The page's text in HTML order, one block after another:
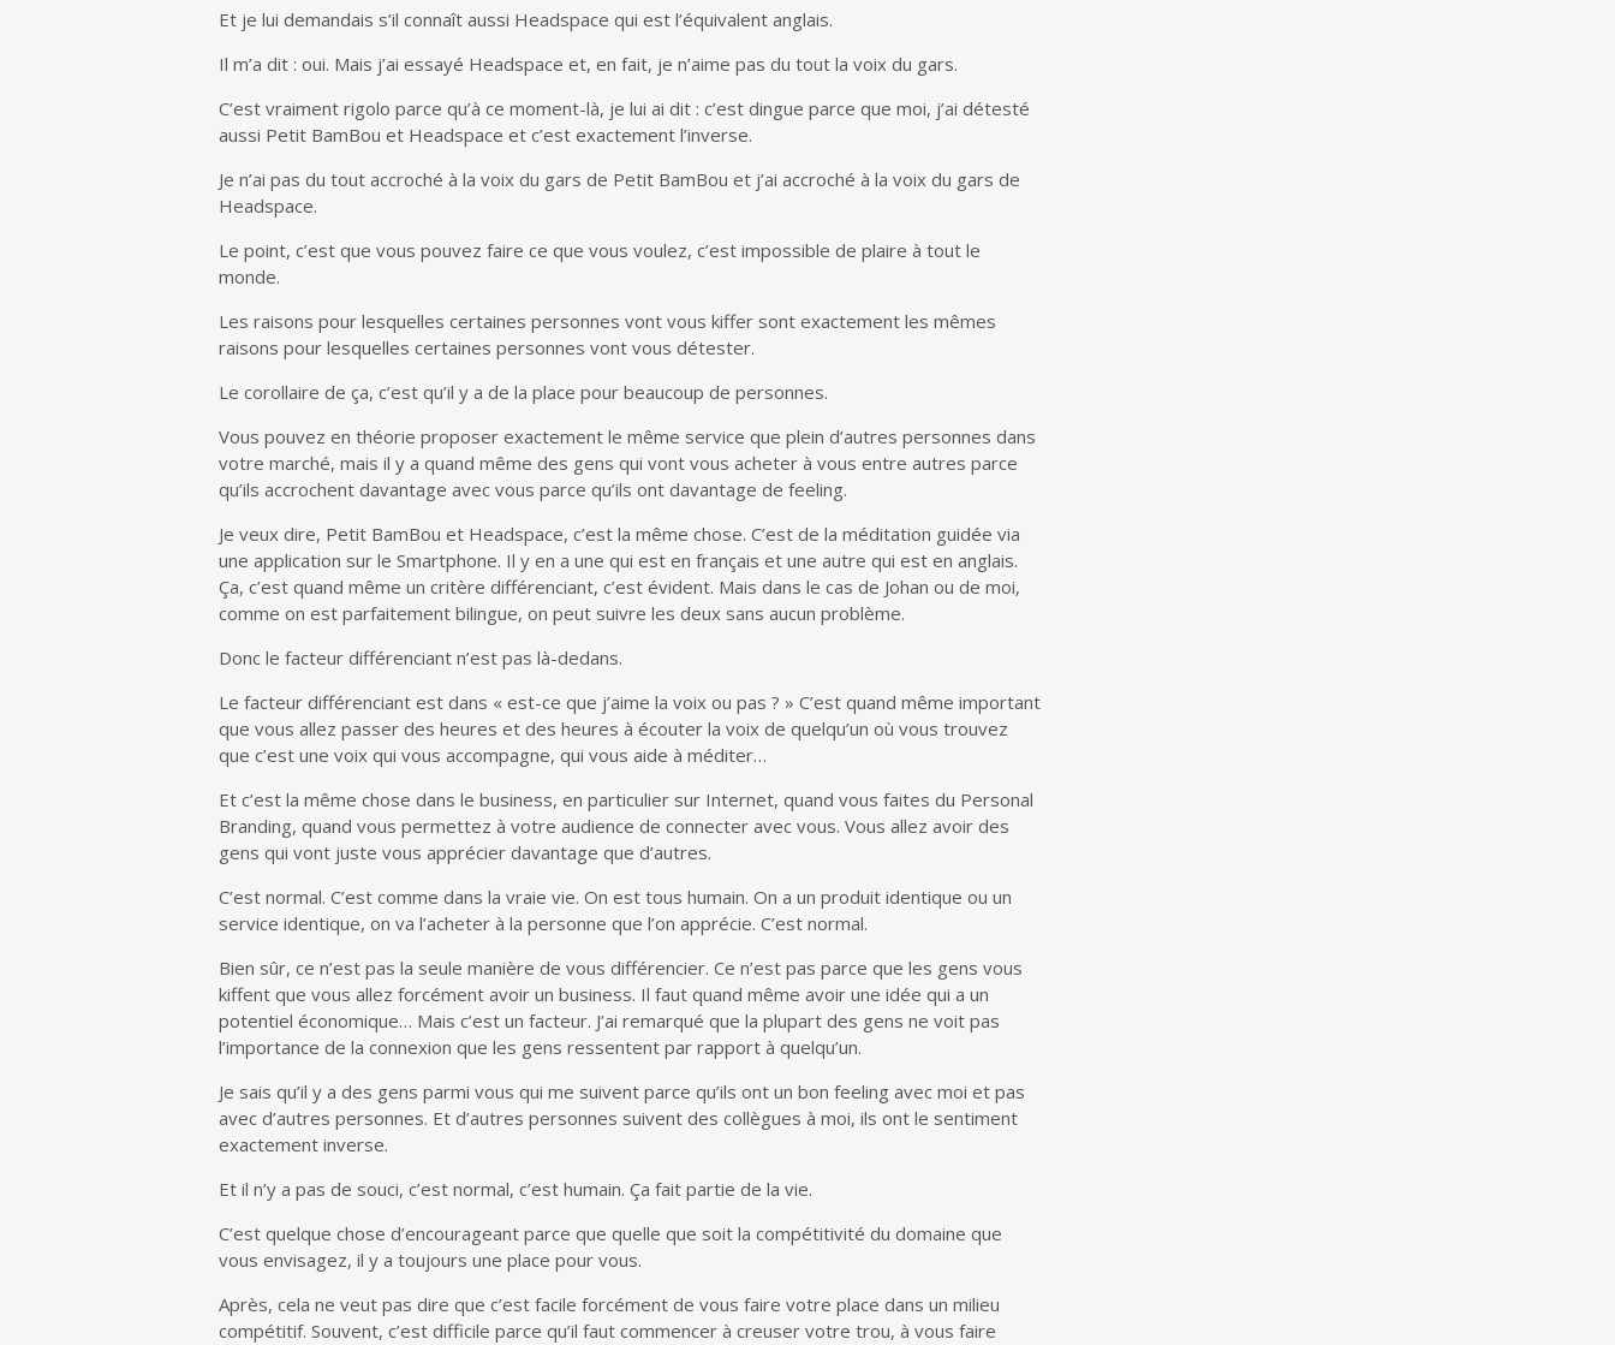
Et je lui demandais s’il connaît aussi Headspace qui est l’équivalent anglais.
Il m’a dit : oui. Mais j’ai essayé Headspace et, en fait, je n’aime pas du tout la voix du gars.
C’est vraiment rigolo parce qu’à ce moment-là, je lui ai dit : c’est dingue parce que moi, j’ai détesté
aussi Petit BamBou et Headspace et c’est exactement l’inverse.
Je n’ai pas du tout accroché à la voix du gars de Petit BamBou et j’ai accroché à la voix du gars de
Headspace.
Le point, c’est que vous pouvez faire ce que vous voulez, c’est impossible de plaire à tout le
monde.
Les raisons pour lesquelles certaines personnes vont vous kiffer sont exactement les mêmes
raisons pour lesquelles certaines personnes vont vous détester.
Le corollaire de ça, c’est qu’il y a de la place pour beaucoup de personnes.
Vous pouvez en théorie proposer exactement le même service que plein d’autres personnes dans
votre marché, mais il y a quand même des gens qui vont vous acheter à vous entre autres parce
qu’ils accrochent davantage avec vous parce qu’ils ont davantage de feeling.
Je veux dire, Petit BamBou et Headspace, c’est la même chose. C’est de la méditation guidée via
une application sur le Smartphone. Il y en a une qui est en français et une autre qui est en anglais.
Ça, c’est quand même un critère différenciant, c’est évident. Mais dans le cas de Johan ou de moi,
comme on est parfaitement bilingue, on peut suivre les deux sans aucun problème.
Donc le facteur différenciant n’est pas là-dedans.
Le facteur différenciant est dans « est-ce que j’aime la voix ou pas ? » C’est quand même important
que vous allez passer des heures et des heures à écouter la voix de quelqu’un où vous trouvez
que c’est une voix qui vous accompagne, qui vous aide à méditer…
Et c’est la même chose dans le business, en particulier sur Internet, quand vous faites du Personal
Branding, quand vous permettez à votre audience de connecter avec vous. Vous allez avoir des
gens qui vont juste vous apprécier davantage que d’autres.
C’est normal. C’est comme dans la vraie vie. On est tous humain. On a un produit identique ou un
service identique, on va l’acheter à la personne que l’on apprécie. C’est normal.
Bien sûr, ce n’est pas la seule manière de vous différencier. Ce n’est pas parce que les gens vous
kiffent que vous allez forcément avoir un business. Il faut quand même avoir une idée qui a un
potentiel économique… Mais c’est un facteur. J’ai remarqué que la plupart des gens ne voit pas
l’importance de la connexion que les gens ressentent par rapport à quelqu’un.
Je sais qu’il y a des gens parmi vous qui me suivent parce qu’ils ont un bon feeling avec moi et pas
avec d’autres personnes. Et d’autres personnes suivent des collègues à moi, ils ont le sentiment
exactement inverse.
Et il n’y a pas de souci, c’est normal, c’est humain. Ça fait partie de la vie.
C’est quelque chose d’encourageant parce que quelle que soit la compétitivité du domaine que
vous envisagez, il y a toujours une place pour vous.
Après, cela ne veut pas dire que c’est facile forcément de vous faire votre place dans un milieu
compétitif. Souvent, c’est difficile parce qu’il faut commencer à creuser votre trou, à vous faire